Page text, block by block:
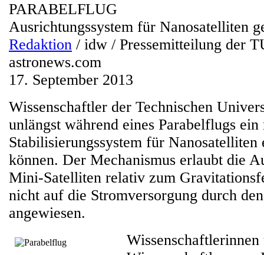
PARABELFLUG
Ausrichtungssystem für Nanosatelliten
Redaktion / idw / Pressemitteilung der
astronews.com
17. September 2013
Wissenschaftler der Technischen
unlängst während eines Parabelflugs ein
Stabilisierungssystem für
können. Der Mechanismus erlaubt die
Mini-Satelliten relativ zum
nicht auf die Stromversorgung durch
angewiesen.
Wissenschaftlerinnen